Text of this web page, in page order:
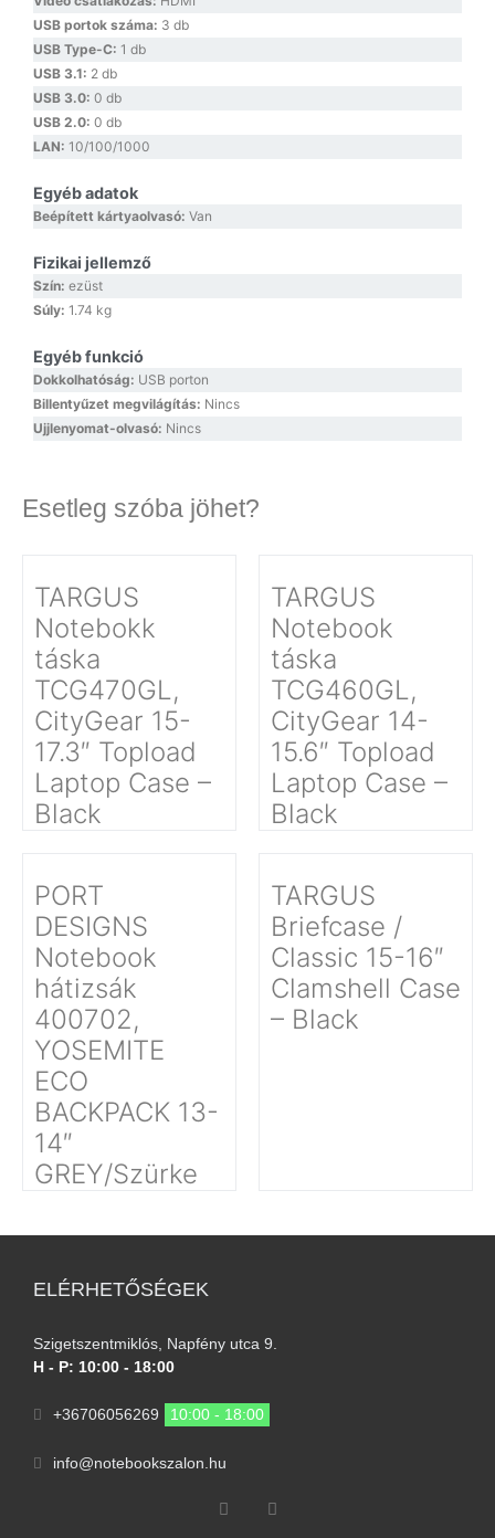
USB portok száma: 3 db
USB Type-C: 1 db
USB 3.1: 2 db
USB 3.0: 0 db
USB 2.0: 0 db
LAN: 10/100/1000
Egyéb adatok
Beépített kártyaolvasó: Van
Fizikai jellemző
Szín: ezüst
Súly: 1.74 kg
Egyéb funkció
Dokkolhatóság: USB porton
Billentyűzet megvilágítás: Nincs
Ujjlenyomat-olvasó: Nincs
Esetleg szóba jöhet?
TARGUS
Notebokk
táska
TCG470GL,
CityGear 15-
17.3″ Topload
Laptop Case –
Black
TARGUS
Notebook
táska
TCG460GL,
CityGear 14-
15.6″ Topload
Laptop Case –
Black
PORT
DESIGNS
Notebook
hátizsák
400702,
YOSEMITE
ECO
BACKPACK 13-
14″
GREY/Szürke
TARGUS
Briefcase /
Classic 15-16″
Clamshell Case
– Black
ELÉRHETŐSÉGEK
Szigetszentmiklós, Napfény utca 9.
H - P: 10:00 - 18:00
+36706056269 10:00 - 18:00
info@notebookszalon.hu